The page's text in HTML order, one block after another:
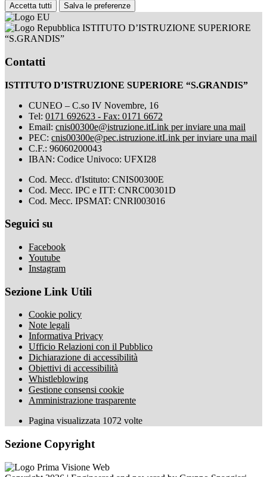
Accetta tutti Salva le preferenze
ISTITUTO D’ISTRUZIONE SUPERIORE
“S.GRANDIS”
Contatti
ISTITUTO D’ISTRUZIONE SUPERIORE “S.GRANDIS”
CUNEO – C.so IV Novembre, 16
Tel: 0171 692623 - Fax: 0171 6672
Email: cnis00300e@istruzione.itLink per inviare una mail
PEC: cnis00300e@pec.istruzione.itLink per inviare una mail
C.F.: 96060200043
IBAN: Codice Univoco: UFXI28
Cod. Mecc. d'Istituto: CNIS00300E
Cod. Mecc. IPC e ITT: CNRC00301D
Cod. Mecc. IPSMAT: CNRI003016
Seguici su
Facebook
Youtube
Instagram
Sezione Link Utili
Cookie policy
Note legali
Informativa Privacy
Ufficio Relazioni con il Pubblico
Dichiarazione di accessibilità
Obiettivi di accessibilità
Whistleblowing
Gestione consensi cookie
Amministrazione trasparente
Pagina visualizzata 1072 volte
Sezione Copyright